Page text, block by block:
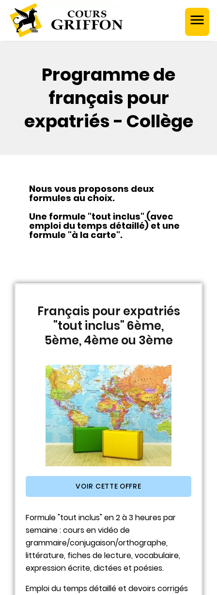
Programme de
français pour
expatriés - Collège
Nous vous proposons deux
formules au choix.
Une formule "tout inclus" (avec
emploi du temps détaillé) et une
formule "à la carte".
Français pour expatriés
"tout inclus" 6ème,
5ème, 4ème ou 3ème
VOIR CETTE OFFRE
Formule "tout inclus" en 2 à 3 heures par
semaine : cours en vidéo de
grammaire/conjugaison/orthographe,
littérature, fiches de lecture, vocabulaire,
expression écrite, dictées et poésies.
Emploi du temps détaillé et devoirs corrigés